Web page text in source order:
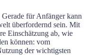
für Anfänger kann
überfordernd sein. Mit
Einschätzung ab, wie
können: vom
der wichtigsten